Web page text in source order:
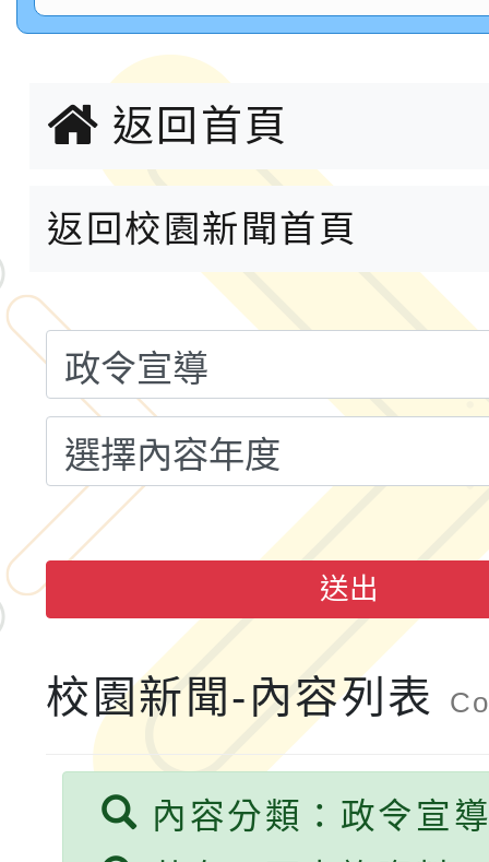
計畫子計畫十一-2：國
小時認證研習計畫」
115年度「教育部表揚
義教育推展貢獻獎」實
轉知桃園市政府交通局
共運輸服務，鼓勵民眾
桃「我的減碳存摺2.0
案，詳如說明，請參閱
115年第二屆全國原住
2026年新北亞洲盃暨
鐵人三項錦標賽
桃園市115學年度學生
「2026年『王牌愛／
運動系列徵選頒獎典禮
成果展」
2026城鎮韌性防空演習
桃園市大溪自造教育及
年八月份教師研習
國立成功大學辦理「台
融平台-教案暨教學示
115學年度「學習扶助
計畫子計畫十一-2：國
小時認證研習計畫」
115年度「教育部表揚
義教育推展貢獻獎」實
返回首頁
返回校園新聞首頁
送出
校園新聞-內容列表
內容分類：政令宣